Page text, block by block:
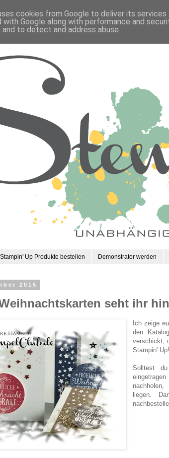
Stampin' Up Produkte bestellen Demonstrator werden
2015
seht ihr
Ich zeige
den
verschickt,
Stampin'
Solltest
liegen.
cookies from Google to deliver its
with Google along with performance and
to detect and address abuse.